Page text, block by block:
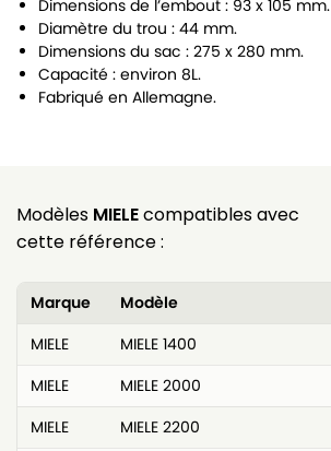
Dimensions de l’embout : 93 x 105 mm.
Diamètre du trou : 44 mm.
Dimensions du sac : 275 x 280 mm.
Capacité : environ 8L.
Fabriqué en Allemagne.
Modèles MIELEcompatibles avec
cette référence :
Marque
Modèle
MIELE
MIELE 1400
MIELE
MIELE 2000
MIELE
MIELE 2200